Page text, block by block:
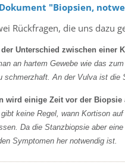
Dokument "Biopsien,
Rückfragen, die uns dazu
Unterschied zwischen einer
an hartem Gewebe wie das
schmerzhaft. An der Vulva ist die
wird einige Zeit vor der Biopsie
keine Regel, wann Kortison
Da die Stanzbiopsie aber
Symptomen her notwendig ist.